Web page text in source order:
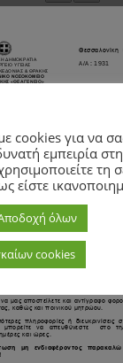
cookies για να
εμπειρία
τη
είστε
όλων
cookies